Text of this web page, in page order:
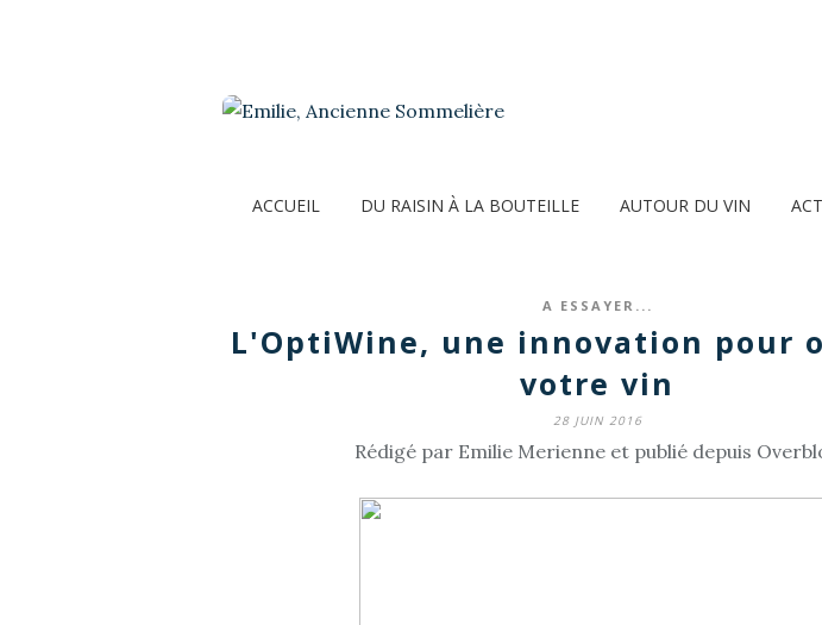
ACCUEIL DU RAISIN À LA BOUTEILLE AUTOUR DU VIN
A ESSAYER...
L'OptiWine, une innovation pour
votre vin
28 JUIN 2016
Rédigé par Emilie Merienne et publié depuis